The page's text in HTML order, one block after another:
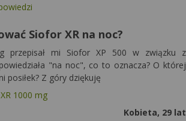
Siofor XR na noc?
przepisał mi Siofor XP 500 w związku z
"na noc", co to oznacza? O której
posiłek? Z góry dziękuję
1000 mg
Kobieta, 29 lat